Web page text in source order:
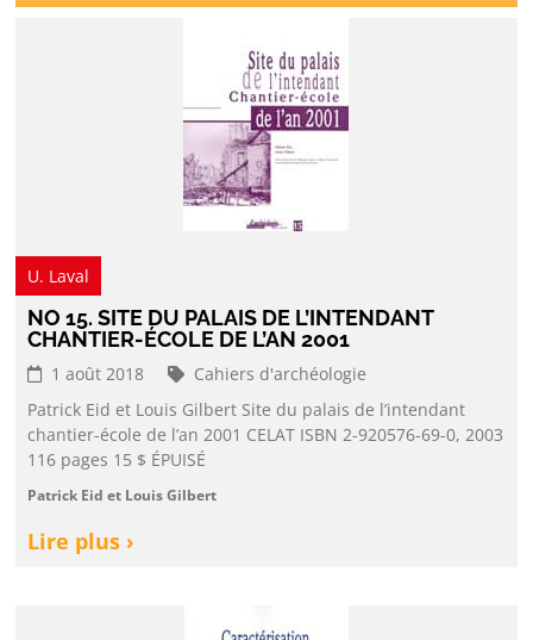
U. Laval
NO 15. SITE DU PALAIS DE L’INTENDANT
CHANTIER-ÉCOLE DE L’AN 2001
1 août 2018
Cahiers d'archéologie
Patrick Eid et Louis Gilbert Site du palais de l’intendant
chantier-école de l’an 2001 CELAT ISBN 2-920576-69-0, 2003
116 pages 15 $ ÉPUISÉ
Patrick Eid et Louis Gilbert
Lire plus ›